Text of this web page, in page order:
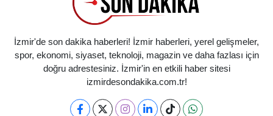
İzmir'de son dakika haberleri! İzmir haberleri, yerel gelişmeler,
spor, ekonomi, siyaset, teknoloji, magazin ve daha fazlası için
doğru adrestesiniz. İzmir'in en etkili haber sitesi
izmirdesondakika.com.tr!